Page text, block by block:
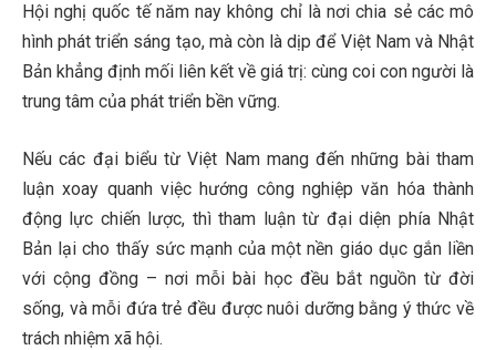
Hội nghị quốc tế năm nay không chỉ là nơi chia sẻ các mô
hình phát triển sáng tạo, mà còn là dịp để Việt Nam và Nhật
Bản khẳng định mối liên kết về giá trị: cùng coi con người là
trung tâm của phát triển bền vững.
Nếu các đại biểu từ Việt Nam mang đến những bài tham
luận xoay quanh việc hướng công nghiệp văn hóa thành
động lực chiến lược, thì tham luận từ đại diện phía Nhật
Bản lại cho thấy sức mạnh của một nền giáo dục gắn liền
với cộng đồng – nơi mỗi bài học đều bắt nguồn từ đời
sống, và mỗi đứa trẻ đều được nuôi dưỡng bằng ý thức về
trách nhiệm xã hội.